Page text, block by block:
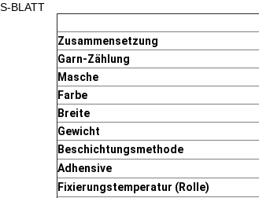
BLATT
Zusammensetzung
Garn-Zählung
Masche
Farbe
Breite
Gewicht
Beschichtungsmethode
Adhensive
Fixierungstemperatur (Rolle)